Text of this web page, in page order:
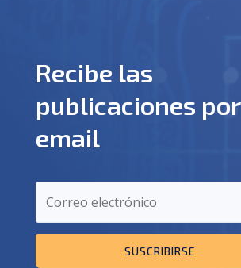
Recibe las
publicaciones por
email
SUSCRIBIRSE